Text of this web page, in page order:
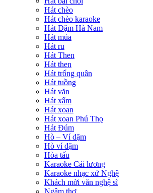
Hát chèo
Hát chèo karaoke
Hát Dặm Hà Nam
Hát múa
Hát ru
Hát Then
Hát then
Hát trống quân
Hát tuồng
Hát văn
Hát xẩm
Hát xoan
Hát xoan Phú Thọ
Hát Đúm
Hò – Ví dặm
Hò ví dặm
Hòa tấu
Karaoke Cải lương
Karaoke nhạc xứ Nghệ
Khách mời văn nghệ sĩ
Ngâm thơ